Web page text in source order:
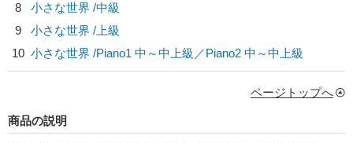
8
小さな世界 /中級
9
小さな世界 /上級
10 小さな世界 /Piano1 中～中上級／Piano2 中～中上級
ページトップへ
商品の説明